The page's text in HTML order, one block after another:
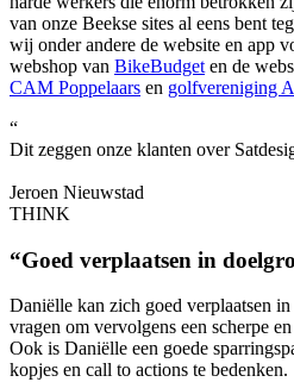
van onze Beekse sites al eens bent
wij onder andere de website en app
webshop van BikeBudget en de
CAM Poppelaars en golfvereniging
“
Dit zeggen onze klanten over
Jeroen Nieuwstad
THINK
“Goed verplaatsen in
Daniëlle kan zich goed verplaatsen
vragen om vervolgens een scherpe
Ook is Daniëlle een goede
kopjes en call to actions te bedenken.